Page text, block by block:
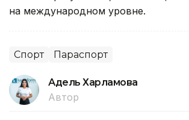
на международном уровне.
Спорт Параспорт
Адель Харламова
Автор